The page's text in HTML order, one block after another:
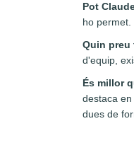
Pot
ho permet.
Quin preu
d'equip,
És millor
destaca
dues de